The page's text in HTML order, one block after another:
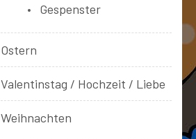
Gespenster
Ostern
Valentinstag / Hochzeit / Liebe
Weihnachten